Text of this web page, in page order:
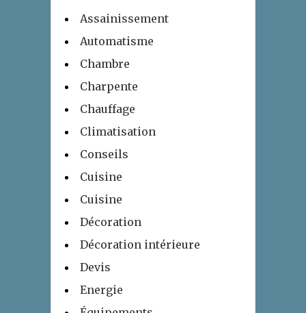
Assainissement
Automatisme
Chambre
Charpente
Chauffage
Climatisation
Conseils
Cuisine
Cuisine
Décoration
Décoration intérieure
Devis
Energie